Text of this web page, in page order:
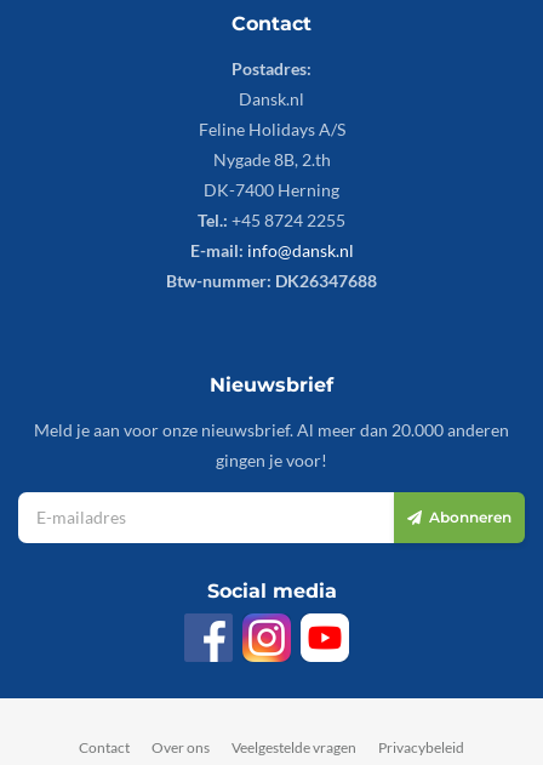
Contact
Postadres:
Dansk.nl
Feline Holidays A/S
Nygade 8B, 2.th
DK-7400 Herning
Tel.: +45 8724 2255
E-mail: info@dansk.nl
Btw-nummer: DK26347688
Nieuwsbrief
Meld je aan voor onze nieuwsbrief. Al meer dan 20.000 anderen
gingen je voor!
Abonneren
Social media
Contact Over ons Veelgestelde vragen
Privacybeleid